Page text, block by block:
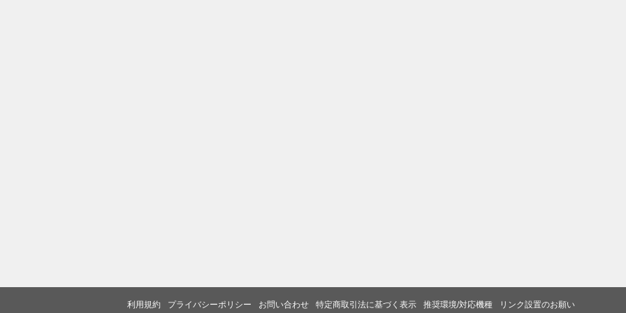
利用規約 プライバシーポリシー お問い合わせ 特定商取引法に基づく表示 推奨環境/対応機種 リンク設置のお願い